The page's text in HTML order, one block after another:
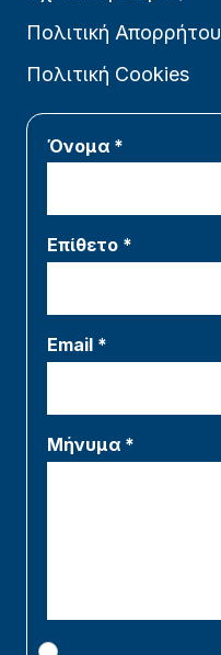
Πολιτική Απορρήτου
Πολιτική Cookies
Όνομα *
Επίθετο *
Email *
Μήνυμα *